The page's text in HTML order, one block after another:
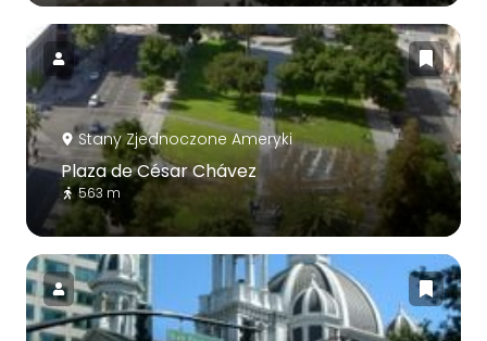
Stany Zjednoczone Ameryki
Plaza de César Chávez
563 m